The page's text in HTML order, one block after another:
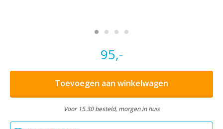
95,-
Toevoegen aan winkelwagen
Voor 15.30 besteld, morgen in huis